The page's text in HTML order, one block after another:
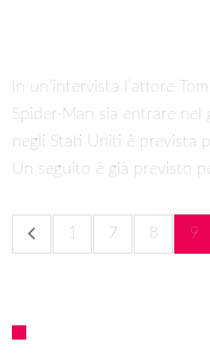
In un’intervista l’attore
Spider-Man sia entrare
negli Stati Uniti è prevista
Un seguito è già previsto
1 7 8 9